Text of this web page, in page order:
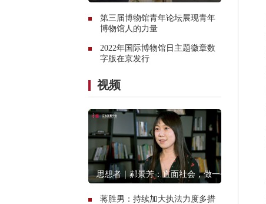
第三届博物馆青年论坛展现青年
博物馆人的力量
2022年国际博物馆日主题徽章数
字版在京发行
视频
思想者｜郝景芳：直面社会，做一个
蒋胜男：持续加大执法力度多措